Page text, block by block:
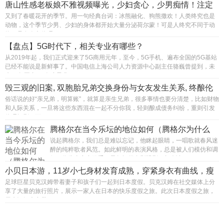
唐山性感老板娘不雅视频曝光，少妇贪心，少男痴情！注定
两败俱伤
又到了春暖花开的季节。用一句经典台词：冰熊融化、狗熊撒欢！人类终究也是
动物，这个季节少男、少妇的身体都开始大量分泌荷尔蒙！可是人终究不同于动
【盘点】5G时代下，相关专业有哪些？
从2019年起，我们正式迎来了5G商用元年，至今，5G手机、遍布全国的5G基站
已经不能说是新鲜事了。中国电信上海公司人力资源中心副主任骆巍曾提到，未
毁三观的旧案, 双胞胎兄弟交换身份与女友发生关系, 终酿伦
理纠纷
俗话说的好“亲兄弟，明算账”，就算是亲生兄弟，很多事情也要分清楚，比如财物
和人际关系，一旦将这些东西混在一起不分你我，轻则酿成债务纠纷，重则引发
腾格尔在当今乐坛的地位如何（腾格尔为什么
能）
说起腾格尔，我们总是难以忘记，他眯起眼睛，一唱歌就春风迷
醉的纯粹歌者风范。如此鲜明的表演风格，总是被人们模仿和调
小贝日本游，11岁小七身材发育成熟，穿紧身衣有曲线，瘦
了一大圈
足球巨星贝克汉姆带着妻子和孩子们一起到日本度假。贝克汉姆在社交媒体上分
享了大量的旅行照片，展示一家人在日本的快乐度假之旅。此次日本度假之旅，